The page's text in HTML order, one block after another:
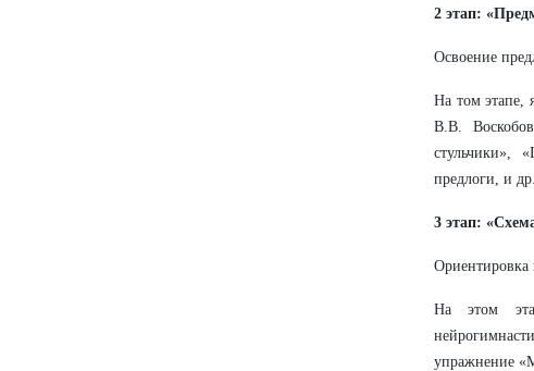
2 этап:
Освоение
На том этапе,
В.В.
стульчики»,
предлоги, и др.
3 этап:
Ориентировка
На этом
упражнение